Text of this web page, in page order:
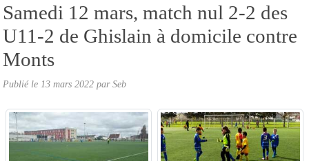
Samedi 12 mars, match nul 2-2 des
U11-2 de Ghislain à domicile contre
Monts
Publié le 13 mars 2022 parSeb